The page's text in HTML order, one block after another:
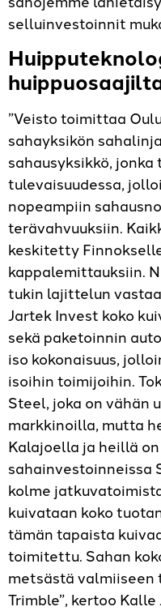
selluinvestoinnit
”Veisto toimittaa
sahayksikön
sahausyksikkö,
tulevaisuudessa,
nopeampiin
terävahvuuksiin.
keskitetty
kappalemittauksiin.
tukin lajittelun
Jartek Invest koko
sekä paketoinnin
iso kokonaisuus,
isoihin toimijoihin.
Steel, joka on vähän
markkinoilla, mutta
Kalajoella ja heillä
sahainvestoinneissa
kolme
kuivataan koko
tämän tapaista
toimitettu. Sahan
metsästä
Trimble”, kertoo Kalle